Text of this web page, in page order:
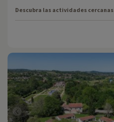
Descubra las actividades cercanas